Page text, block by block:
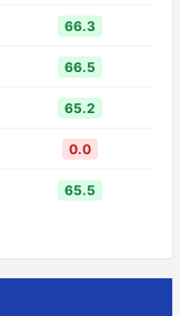
66.3
66.5
65.2
0.0
65.5